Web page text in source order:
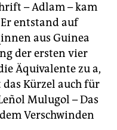
– Adlam – kam
entstand auf
aus Guinea
der ersten vier
Äquivalente zu a,
Kürzel auch für
Mulugol – Das
Verschwinden